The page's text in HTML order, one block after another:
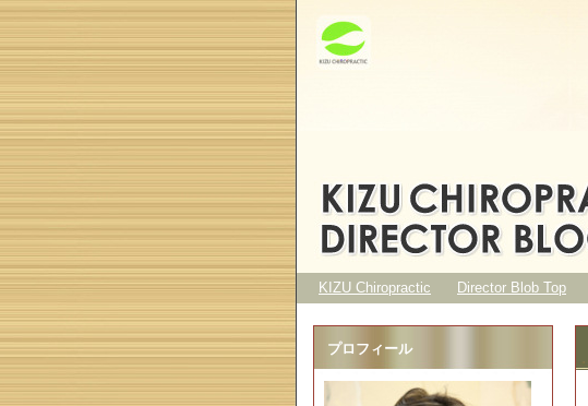
KIZU Chiropractic Director Blob Top
プロフィール